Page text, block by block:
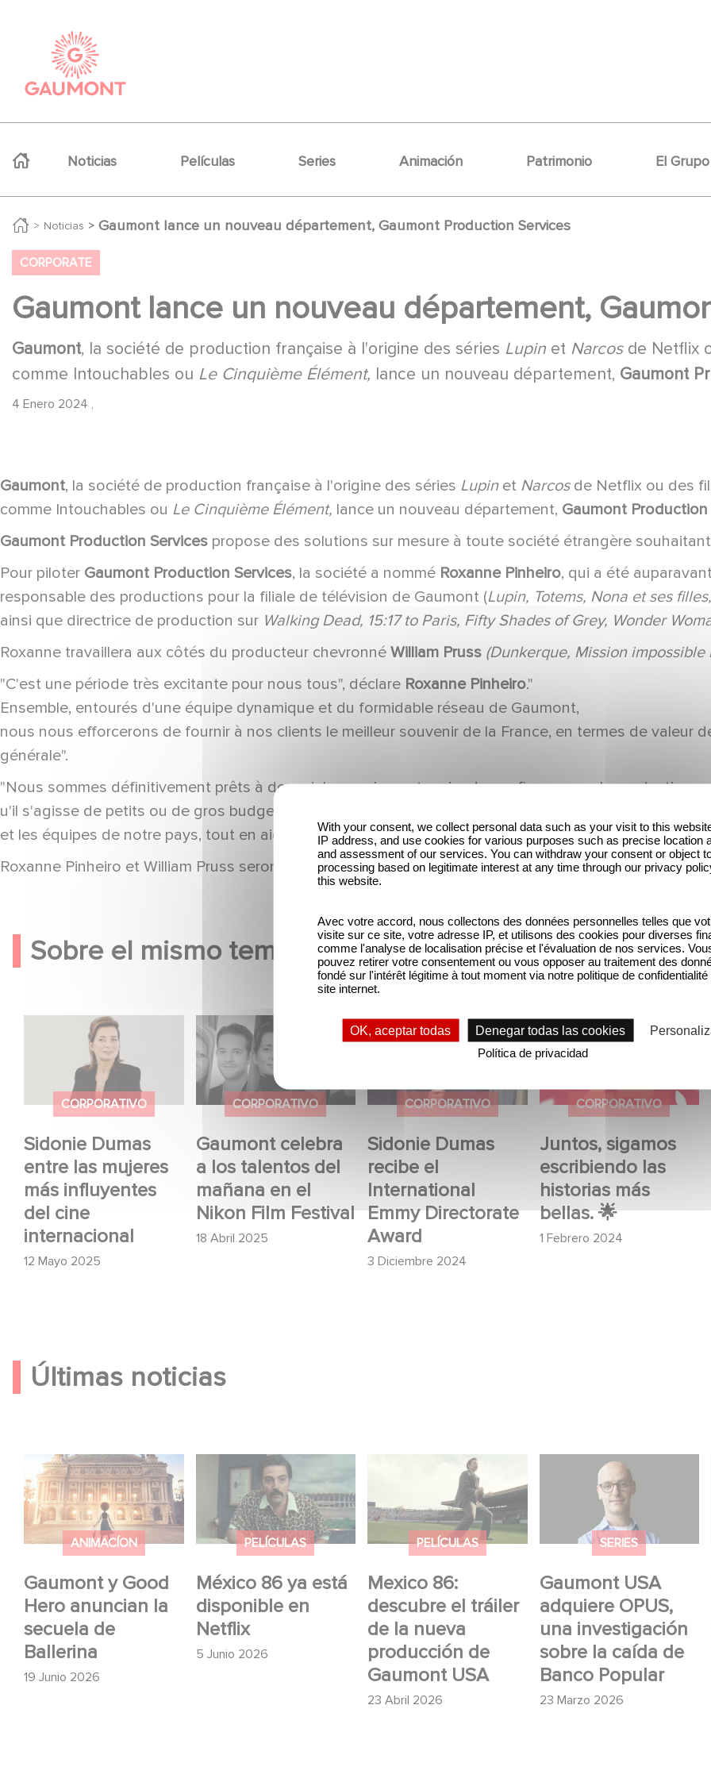
Noticias Películas Series Animación Patrimonio El Grupo
Noticias Gaumont lance un nouveau département, Gaumont Production Services
CORPORATE
Gaumont lance un nouveau département,
Gaumont, la société de production française à l'origine des séries Lupin et Narcos de Netflix
comme Intouchables ou Le Cinquième Élément, lance un nouveau département, Gaumont
4 Enero 2024 ,
Gaumont, la société de production française à l'origine des séries Lupinet Narcos de Netflix ou des
comme Intouchables ou Le Cinquième Élément, lance un nouveau département, Gaumont Production
Gaumont Production Services propose des solutions sur mesure à toute société étrangère
Pour piloter Gaumont Production Services, la société a nommé Roxanne Pinheiro, qui a été
responsable des productions pour la filiale de télévision de Gaumont (Lupin, Totems, Nona et ses
ainsi que directrice de production sur Walking Dead, 15:17 to Paris, Fifty Shades of Grey, Wonder
Roxanne travaillera aux côtés du producteur chevronné William Pruss (Dunkerque, Mission impossible
"C'est une période très excitante pour nous tous", déclare Roxanne Pinheiro."
Ensemble, entourés d'une équipe dynamique et du formidable réseau de Gaumont,
nous nous efforcerons de fournir à nos clients le meilleur souvenir de la France, en termes de valeur
générale".
"Nous sommes définitivement prêts à devenir le premier partenaire de confiance pour la production
u'il s'agisse de petits ou de gros budgets, nous sommes très fiers de faire connaître les magnifiques
et les équipes de notre pays, tout en aidant nos collègues cinéastes à obtenir tout ce qu'ils veulent,
Roxanne Pinheiro et William Pruss seront basés à Paris et reporteront àIsabelle Degeorges,
Sobre el mismo tema
CORPORATIVO
Sidonie Dumas
entre las mujeres
más influyentes
del cine
internacional
12 Mayo 2025
Sidonie Dumas entre
las mujeres más
influyentes del cine
internacional
CORPORATIVO
Gaumont celebra
a los talentos del
mañana en el
Nikon Film Festival
18 Abril 2025
Gaumont celebra a los
talentos del mañana
en el Nikon Film
Festival
CORPORATIVO
Sidonie Dumas
recibe el
International
Emmy Directorate
Award
3 Diciembre 2024
Sidonie Dumas recibe
el International Emmy
CORPORATIVO
Juntos, sigamos
escribiendo las
historias más
bellas. 🌟
1 Febrero 2024
Juntos, sigamos
escribiendo las
🌟
Últimas noticias
ANIMACÍON
Gaumont y Good
Hero anuncian la
secuela de
Ballerina
19 Junio 2026
Gaumont y Good Hero
anuncian la secuela de
Ballerina
PELÍCULAS
México 86 ya está
disponible en
Netflix
5 Junio 2026
México 86 ya está
disponible en Netflix
PELÍCULAS
Mexico 86:
descubre el tráiler
de la nueva
producción de
Gaumont USA
23 Abril 2026
Mexico 86: descubre
el tráiler de la nueva
producción de
Gaumont USA
SERIES
Gaumont USA
adquiere OPUS,
una investigación
sobre la caída de
Banco Popular
23 Marzo 2026
Gaumont USA
adquiere OPUS, una
investigación sobre la
caída de Banco
With your consent, we collect personal data such as your visit to this
IP address, and use cookies for various purposes such as precise location
and assessment of our services. You can withdraw your consent or object
processing based on legitimate interest at any time through our privacy
this website.
Avec votre accord, nous collectons des données personnelles telles que
visite sur ce site, votre adresse IP, et utilisons des cookies pour diverses
comme l'analyse de localisation précise et l'évaluation de nos services.
pouvez retirer votre consentement ou vous opposer au traitement des
fondé sur l'intérêt légitime à tout moment via notre politique de
site internet.
OK, aceptar todas Denegar todas las cookies
Política de privacidad